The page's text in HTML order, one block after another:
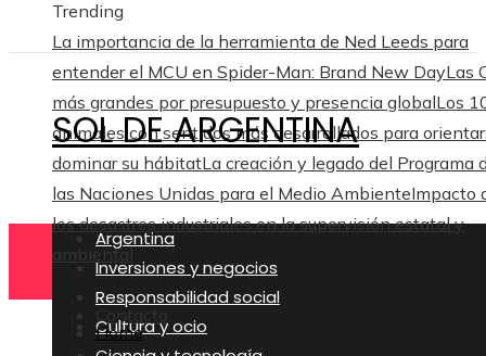
Trending
La importancia de la herramienta de Ned Leeds para
entender el MCU en Spider-Man: Brand New DayLas
más grandes por presupuesto y presencia globalLos
animales con sentidos más desarrollados para
dominar su hábitatLa creación y legado del Programa
las Naciones Unidas para el Medio AmbienteImpacto
los desastres industriales en la supervisión estatal y
ambiental
Contacto
SOL DE ARGENTINA
Argentina
Inversiones y negocios
Responsabilidad social
Cultura y ocio
Home